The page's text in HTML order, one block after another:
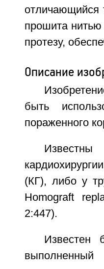
отличающийся
прошита нитью
протезу,
Описание
быть
пораженного
(КГ), либо у
Homograft
2:447).
Известен